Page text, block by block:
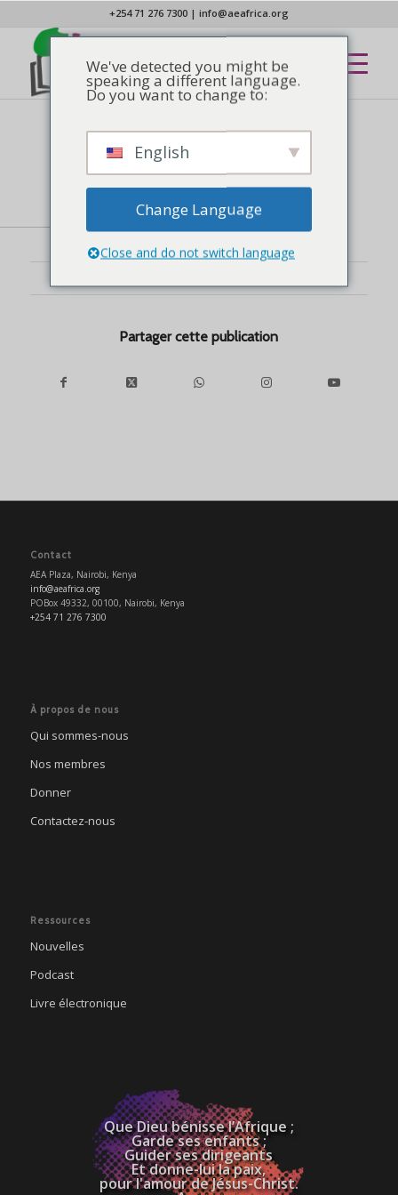
+254 71 276 7300| info@aeafrica.org
NOUVELLES
étesas
Partager cette publication
Contact
AEA Plaza, Nairobi, Kenya
info@aeafrica.org
POBox 49332, 00100, Nairobi, Kenya
+254 71 276 7300
À propos de nous
Qui sommes-nous
Nos membres
Donner
Contactez-nous
Ressources
Nouvelles
Podcast
Livre électronique
Que Dieu bénisse l’Afrique ;
Garde ses enfants ;
Guider ses dirigeants
Et donne-lui la paix,
pour l'amour de Jésus-Christ.
We've detected you might be
speaking a different language.
Do you want to change to:
English
Change Language
Close and do not switch language